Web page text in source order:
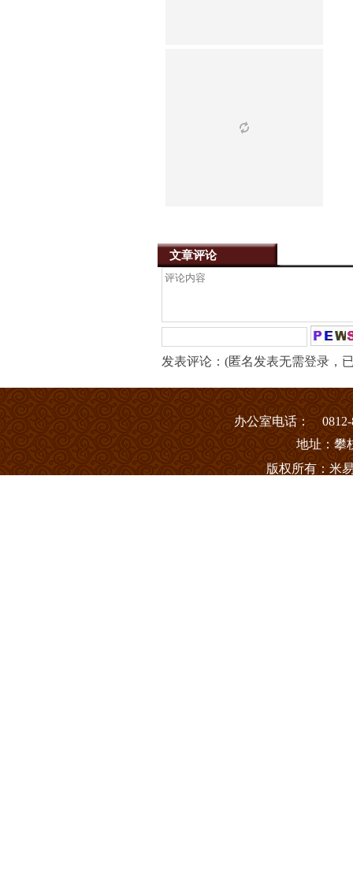
文章评论
发表评论：(匿名发表无需登录，
办公室电话： 0812-
地址：攀
版权所有：米